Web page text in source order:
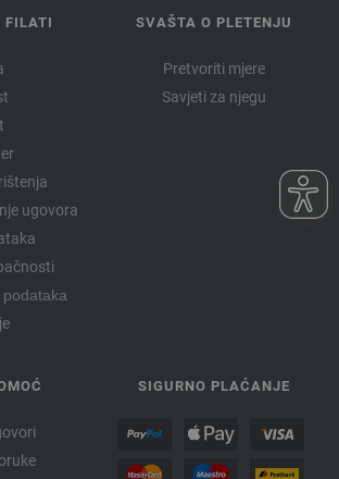
FILATI
ugovora
podataka
SVAŠTA O PLETENJU
Pretvoriti mjere
Savjeti za njegu
SIGURNO PLAĆANJE